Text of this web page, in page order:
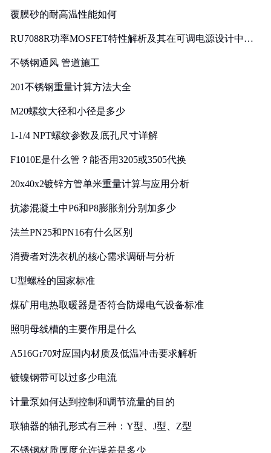
覆膜砂的耐高温性能如何
RU7088R功率MOSFET特性解析及其在可调电源设计中的
不锈钢通风 管道施工
201不锈钢重量计算方法大全
M20螺纹大径和小径是多少
1-1/4 NPT螺纹参数及底孔尺寸详解
F1010E是什么管？能否用3205或3505代换
20x40x2镀锌方管单米重量计算与应用分析
抗渗混凝土中P6和P8膨胀剂分别加多少
法兰PN25和PN16有什么区别
消费者对洗衣机的核心需求调研与分析
U型螺栓的国家标准
煤矿用电热取暖器是否符合防爆电气设备标准
照明母线槽的主要作用是什么
A516Gr70对应国内材质及低温冲击要求解析
镀镍钢带可以过多少电流
计量泵如何达到控制和调节流量的目的
联轴器的轴孔形式有三种：Y型、J型、Z型
不锈钢材质厚度允许误差是多少